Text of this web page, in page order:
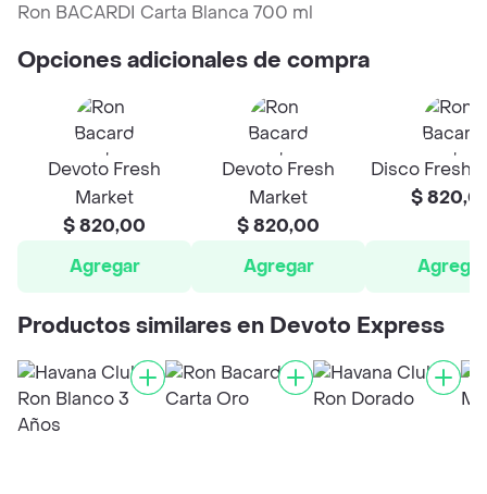
Ron BACARDI Carta Blanca 700 ml
Opciones adicionales de compra
Devoto Fresh
Market
$ 820,00
Agregar
Devoto Fresh
Market
$ 820,00
Agregar
Disco Fresh
$
Agregar
Productos similares en Devoto Express